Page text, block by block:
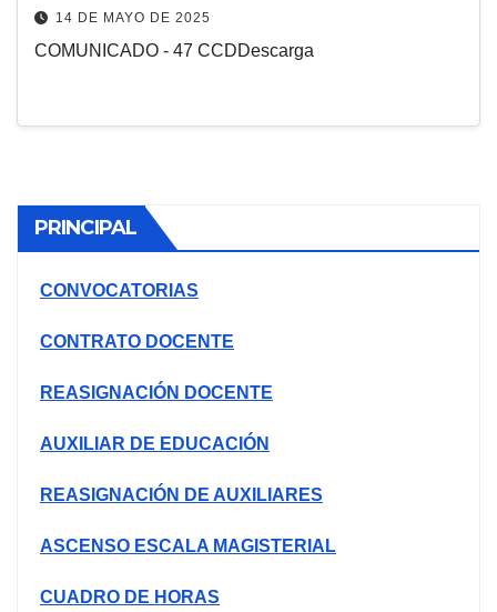
EXPEDIENTES (EDUCACIÓN FÍSICA)
/ ADJUDICACIÓN DOCENTE NIVEL
14 DE MAYO DE 2025
COMUNICADO - 47 CCDDescarga
PRINCIPAL
CONVOCATORIAS
CONTRATO DOCENTE
REASIGNACIÓN DOCENTE
AUXILIAR DE EDUCACIÓN
REASIGNACIÓN DE AUXILIARES
ASCENSO ESCALA MAGISTERIAL
CUADRO DE HORAS